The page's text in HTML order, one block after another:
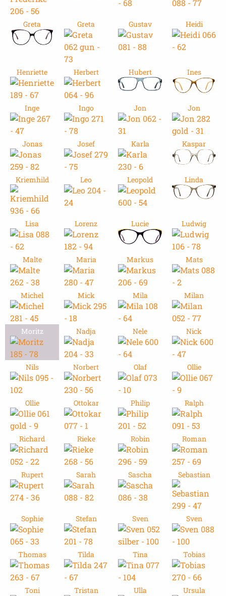
Greta Greta Gustav Heidi
Henriette Herbert Hubert Ines
Inge Ingo Jon Jon
Jonas Josef Karla Kaspar
Kriemhild Leo Leopold Linda
Lisa Lorenz Lucie Ludwig
Malte Maria Markus Mats
Michel Mick Mila Milan
Moritz Nadja Nele Nick
Nils Norbert Olaf Ollie
Ollie Ottokar Philip Ralph
Richard Rieke Robin Roman
Rupert Sarah Sascha Sebastian
Sophie Stefan Sven Sven
Thomas Tilda Tina Tobias
Toni Tristan Ulla Ursula